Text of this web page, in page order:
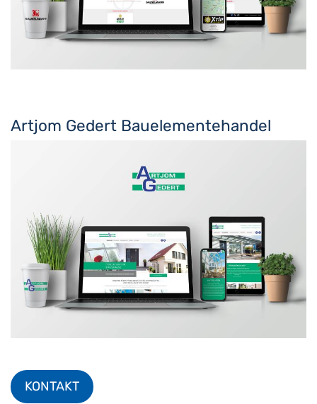
Artjom Gedert Bauelementehandel
KONTAKT